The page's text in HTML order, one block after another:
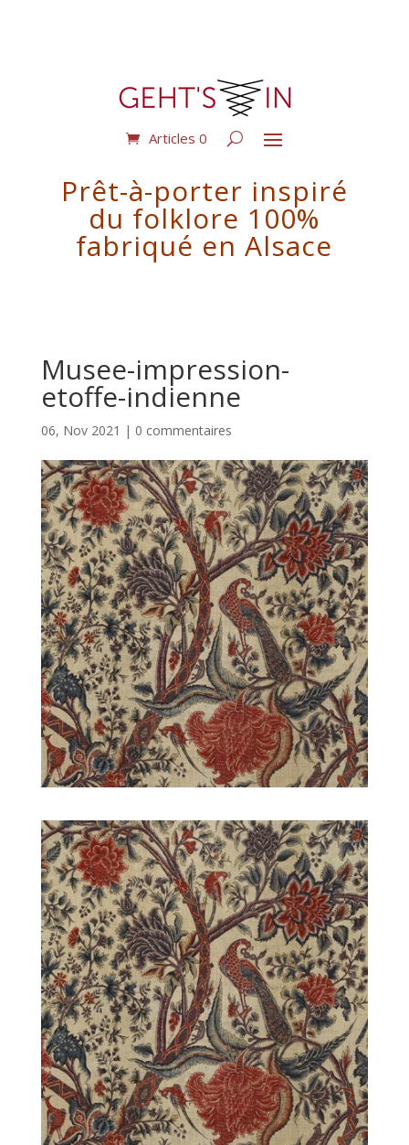
Articles 0
Prêt-à-porter inspiré
du folklore 100%
fabriqué en Alsace
Musee-impression-
etoffe-indienne
06, Nov 2021 | 0 commentaires